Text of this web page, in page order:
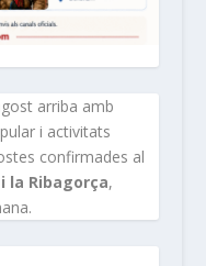
arriba amb
i activitats
confirmades al
la Ribagorça,